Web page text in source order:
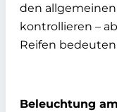
den
kontrollieren –
Reifen
Beleuchtung